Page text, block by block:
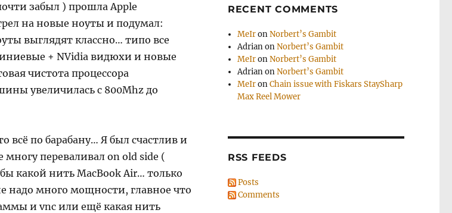
забыл ) прошла Apple
на новые ноуты и подумал:
выглядят классно… типо все
+ NVidia видюхи и новые
чистота процессора
увеличилась с 800Mhz до
всё по барабану… Я был счастлив и
переваливал on old side (
какой нить MacBook Air… только
много мощности, главное что
и vnc или ещё какая нить
RECENT COMMENTS
MeIronNorbert’s Gambit
AdrianonNorbert’s Gambit
MeIronNorbert’s Gambit
AdrianonNorbert’s Gambit
MeIronChain issue with Fiskars StaySharp
Max Reel Mower
RSS FEEDS
Posts
Comments